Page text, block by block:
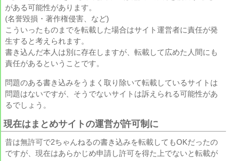
がある可能性があります。
(名誉毀損・著作権侵害、など)
こういったものまでを転載した場合はサイト運営者に責任が発
生すると考えられます。
書き込んだ本人は別に存在しますが、転載して広めた人間にも
責任があるということです。
問題のある書き込みをうまく取り除いて転載しているサイトは
問題はないですが、そうでないサイトは訴えられる可能性があ
るでしょう。
現在はまとめサイトの運営が許可制に
昔は無許可で2ちゃんねるの書き込みを転載してもOKだったの
ですが、現在はあらかじめ申請し許可を得た上でないと転載が